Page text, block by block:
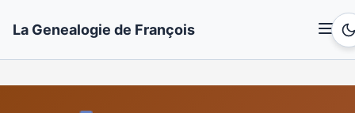
La Genealogie de François